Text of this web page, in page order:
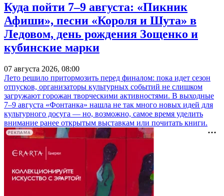
Куда пойти 7–9 августа: «Пикник
Афиши», песни «Короля и Шута» в
Ледовом, день рождения Зощенко и
кубинские марки
07 августа 2026, 08:00
Лето решило притормозить перед финалом: пока идет сезон
отпусков, организаторы культурных событий не слишком
загружают горожан творческими активностями. В выходные
7–9 августа «Фонтанка» нашла не так много новых идей для
культурного досуга — но, возможно, самое время уделить
внимание ранее открытым выставкам или почитать книги.
РЕКЛАМА